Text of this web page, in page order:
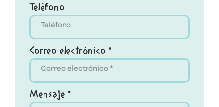
Teléfono
Correo electrónico *
Mensaje *